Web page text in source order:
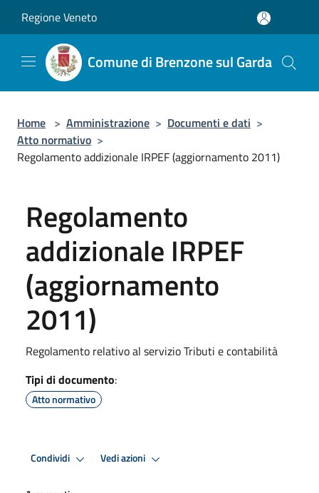
Regione Veneto
Comune di Brenzone sul Garda
Home > Amministrazione > Documenti e dati >
Atto normativo >
Regolamento addizionale IRPEF (aggiornamento 2011)
Regolamento
addizionale IRPEF
(aggiornamento
2011)
Regolamento relativo al servizio Tributi e contabilità
Tipi di documento:
Atto normativo
Condividi Vedi azioni